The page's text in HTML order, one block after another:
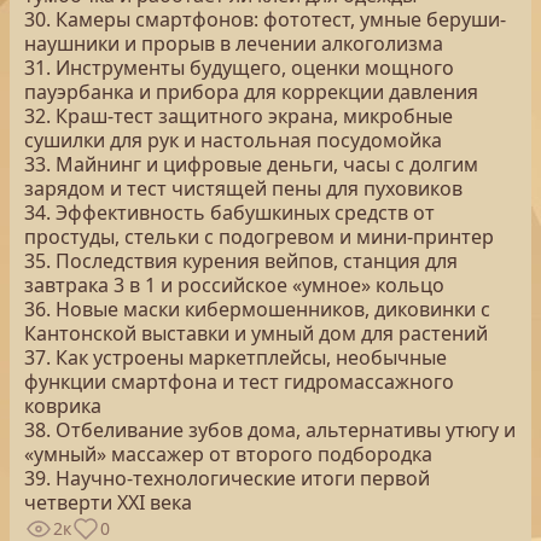
30. Камеры смартфонов: фототест, умные беруши-
наушники и прорыв в лечении алкоголизма
31. Инструменты будущего, оценки мощного
пауэрбанка и прибора для коррекции давления
32. Краш-тест защитного экрана, микробные
сушилки для рук и настольная посудомойка
33. Майнинг и цифровые деньги, часы с долгим
зарядом и тест чистящей пены для пуховиков
34. Эффективность бабушкиных средств от
простуды, стельки с подогревом и мини-принтер
35. Последствия курения вейпов, станция для
завтрака 3 в 1 и российское «умное» кольцо
36. Новые маски кибермошенников, диковинки с
Кантонской выставки и умный дом для растений
37. Как устроены маркетплейсы, необычные
функции смартфона и тест гидромассажного
коврика
38. Отбеливание зубов дома, альтернативы утюгу и
«умный» массажер от второго подбородка
39. Научно-технологические итоги первой
четверти XXI века
2к 0